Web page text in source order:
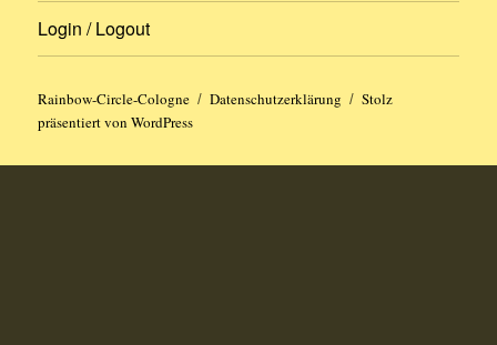
Login / Logout
Rainbow-Circle-Cologne Datenschutzerklärung
Stolz
präsentiert von WordPress